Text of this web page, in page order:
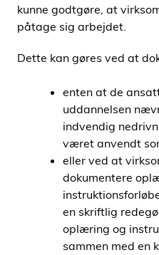
kunne godtgøre, at
påtage sig arbejdet.
Dette kan gøres ved at
enten at de
uddannelsen
indvendig
været anvendt
eller ved at
dokumentere
en skriftlig
oplæring og
sammen med en